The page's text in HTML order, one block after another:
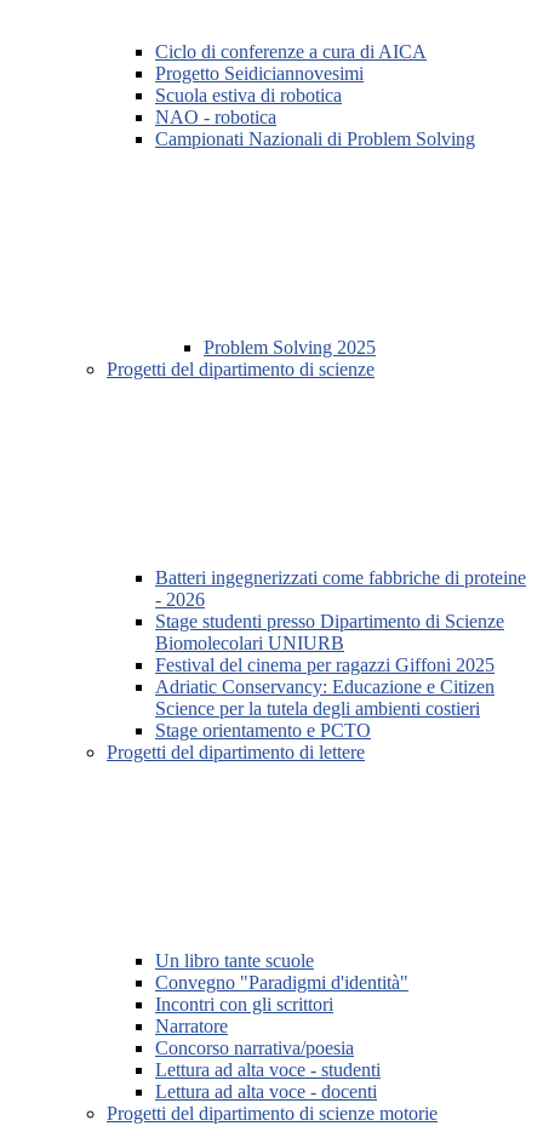
Ciclo di conferenze a cura di AICA
Progetto Seidiciannovesimi
Scuola estiva di robotica
NAO - robotica
Campionati Nazionali di Problem Solving
Problem Solving 2025
Progetti del dipartimento di scienze
Batteri ingegnerizzati come fabbriche di proteine
- 2026
Stage studenti presso Dipartimento di Scienze
Biomolecolari UNIURB
Festival del cinema per ragazzi Giffoni 2025
Adriatic Conservancy: Educazione e Citizen
Science per la tutela degli ambienti costieri
Stage orientamento e PCTO
Progetti del dipartimento di lettere
Un libro tante scuole
Convegno "Paradigmi d'identità"
Incontri con gli scrittori
Narratore
Concorso narrativa/poesia
Lettura ad alta voce - studenti
Lettura ad alta voce - docenti
Progetti del dipartimento di scienze motorie